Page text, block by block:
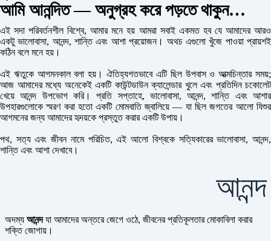
আমি আনন্দিত — অনুগ্রহ করে পড়তে থাকুন…
এই সদা পরিবর্তনশীল বিশ্বে, আমার মনে হয় আমরা সবাই একমত হব যে আমাদের আরও
একটু ভালোবাসা, আনন্দ, শান্তি এবং আশা প্রয়োজন। অথচ এগুলো খুঁজে পাওয়া প্রায়শই
কঠিন বলে মনে হয়।
এই ঋতুকে আগমনকাল বলা হয়। ঐতিহ্যগতভাবে এটি ছিল উপবাস ও আত্মচিন্তার সময়;
আজ আমাদের মধ্যে অনেকেই একটি কাউন্টডাউন ক্যালেন্ডার খুলে এবং প্রতিদিন চকোলেট
খেয়ে আনন্দ উপভোগ করি। প্রতি সপ্তাহে, ভালোবাসা, আনন্দ, শান্তি এবং আশার
উপহারগুলোকে স্মরণ করা হতো একটি মোমবাতি জ্বালিয়ে — যা ছিল জগতের আলো যিশুর
আগমনের জন্য আমাদের হৃদয়কে প্রস্তুত করার একটি উপায়।
পথ, সত্য এবং জীবন নামে পরিচিত, এই আলো বিশ্বকে সত্যিকারের ভালোবাসা, আনন্দ,
শান্তি এবং আশা দেখাবে।
আনন্দ
অদম্য আনন্দযা আমাদের অন্তরে জেগে ওঠে, জীবনের প্রতিকূলতার মোকাবিলা করার
শক্তি জোগায়।